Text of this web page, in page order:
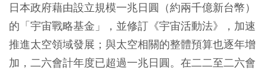
日本政府藉由設立規模一兆日圓（約兩千億新台幣）
的「宇宙戰略基金」，並修訂《宇宙活動法》，加速
推進太空領域發展；與太空相關的整體預算也逐年增
加，二六會計年度已超過一兆日圓。在二二至二六會